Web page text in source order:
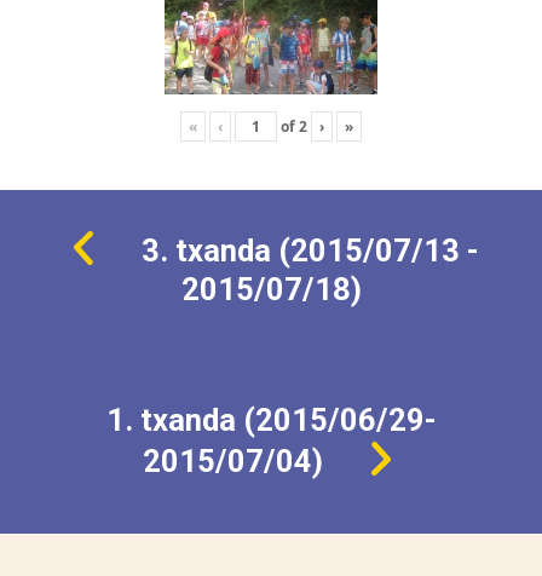
« ‹ of2 › »
3. txanda (2015/07/13 -
2015/07/18)
1. txanda (2015/06/29-
2015/07/04)